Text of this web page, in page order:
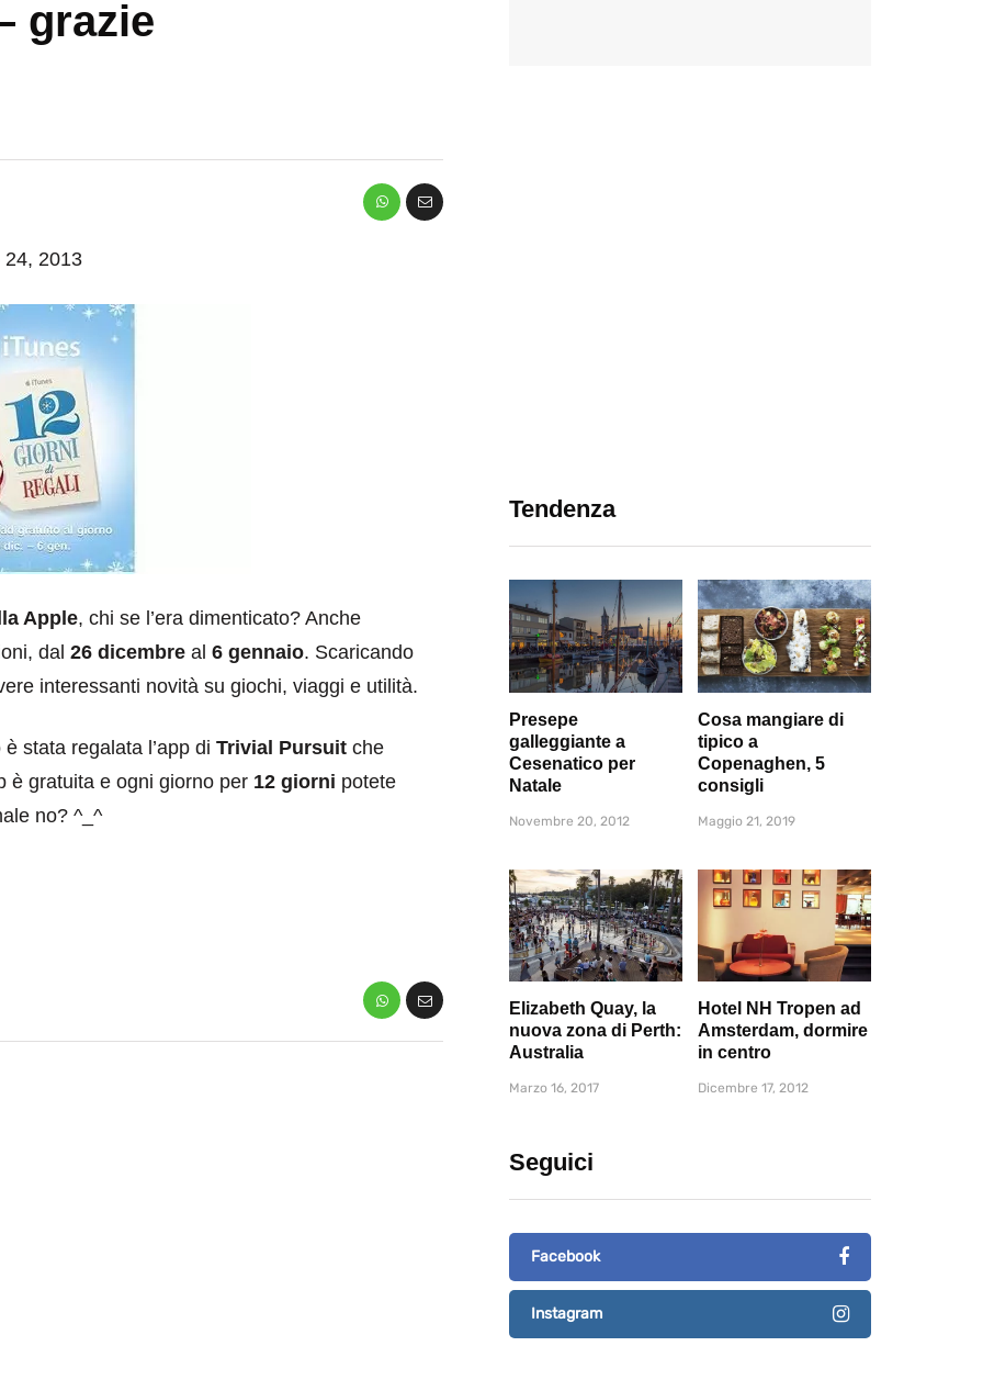
grazie
24, 2013
Apple, chi se l’era dimenticato? Anche
dal 26 dicembre al 6 gennaio. Scaricando
interessanti novità su giochi, viaggi e utilità.
stata regalata l’app di Trivial Pursuit che
è gratuita e ogni giorno per 12 giorni potete
no? ^_^
Tendenza
Presepe
galleggiante a
Cesenatico per
Natale
Novembre 20, 2012
Cosa mangiare di
tipico a
Copenaghen, 5
consigli
Maggio 21, 2019
Elizabeth Quay, la
nuova zona di Perth:
Australia
Marzo 16, 2017
Hotel NH Tropen ad
Amsterdam, dormire
in centro
Dicembre 17, 2012
Seguici
Facebook
Instagram